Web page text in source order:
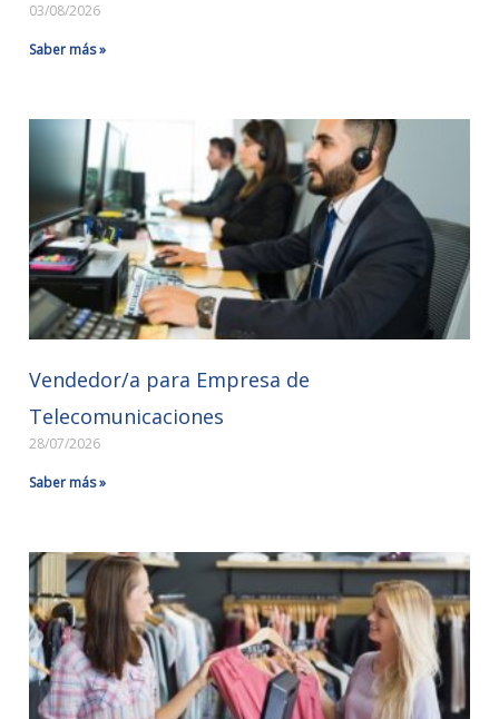
03/08/2026
Saber más »
Vendedor/a para Empresa de
Telecomunicaciones
28/07/2026
Saber más »